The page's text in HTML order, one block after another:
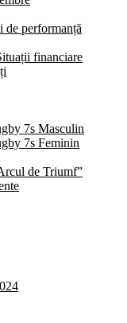
de performanță
financiare
7s Masculin
7s Feminin
de Triumf”